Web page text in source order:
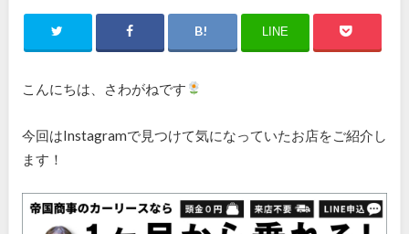
LINE
こんにちは、さわがねです
今回はInstagramで見つけて気になっていたお店をご紹介し
ます！